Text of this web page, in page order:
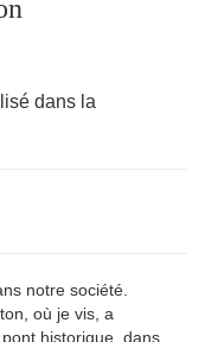
dans la
notre société.
où je vis, a
pont historique dans